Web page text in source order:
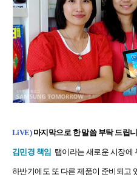
LiVE)마지막으로 한 말씀 부탁 드립
김민경 책임 탭이라는 새로운 시장에
하반기에도 또 다른 제품이 준비되고